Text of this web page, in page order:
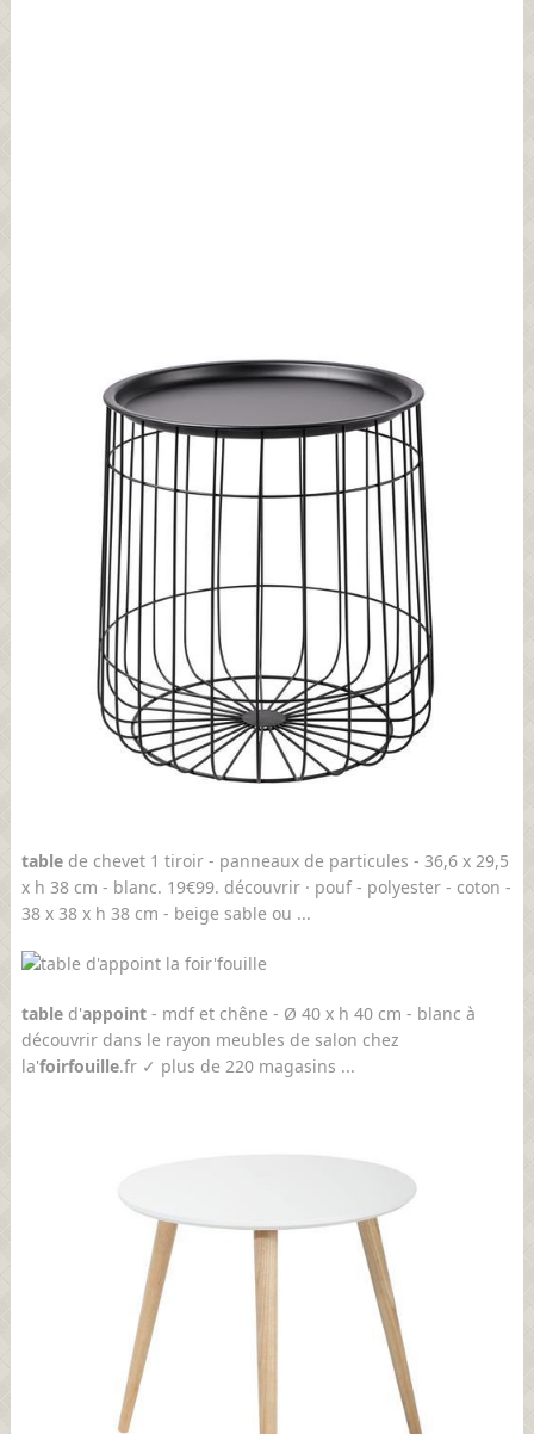
tablede chevet 1 tiroir - panneaux de particules - 36,6 x 29,5
x h 38 cm - blanc. 19€99. découvrir · pouf - polyester - coton -
38 x 38 x h 38 cm - beige sable ou ...
tabled'appoint- mdf et chêne - Ø 40 x h 40 cm - blanc à
découvrir dans le rayon meubles de salon chez
la'foirfouille.fr ✓ plus de 220 magasins ...